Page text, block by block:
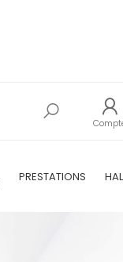
PRESTATIONS